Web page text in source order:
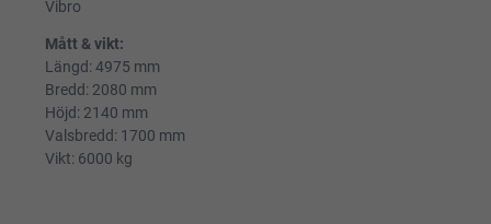
Vibro
Mått & vikt:
Längd: 4975 mm
Bredd: 2080 mm
Höjd: 2140 mm
Valsbredd: 1700 mm
Vikt: 6000 kg